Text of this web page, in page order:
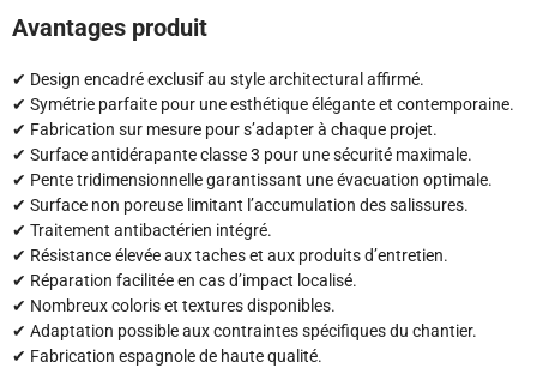
Avantages produit
✔ Design encadré exclusif au style architectural affirmé.
✔ Symétrie parfaite pour une esthétique élégante et contemporaine.
✔ Fabrication sur mesure pour s’adapter à chaque projet.
✔ Surface antidérapante classe 3 pour une sécurité maximale.
✔ Pente tridimensionnelle garantissant une évacuation optimale.
✔ Surface non poreuse limitant l’accumulation des salissures.
✔ Traitement antibactérien intégré.
✔ Résistance élevée aux taches et aux produits d’entretien.
✔ Réparation facilitée en cas d’impact localisé.
✔ Nombreux coloris et textures disponibles.
✔ Adaptation possible aux contraintes spécifiques du chantier.
✔ Fabrication espagnole de haute qualité.